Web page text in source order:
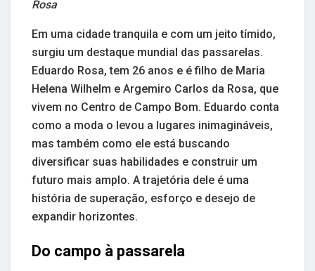
Rosa
Em uma cidade tranquila e com um jeito tímido,
surgiu um destaque mundial das passarelas.
Eduardo Rosa, tem 26 anos e é filho de Maria
Helena Wilhelm e Argemiro Carlos da Rosa, que
vivem no Centro de Campo Bom. Eduardo conta
como a moda o levou a lugares inimagináveis,
mas também como ele está buscando
diversificar suas habilidades e construir um
futuro mais amplo. A trajetória dele é uma
história de superação, esforço e desejo de
expandir horizontes.
Do campo à passarela